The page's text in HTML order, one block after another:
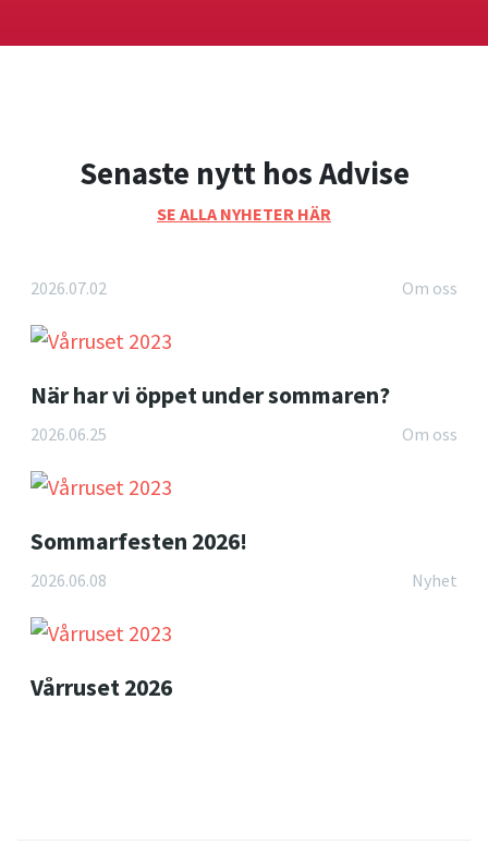
Senaste nytt hos Advise
SE ALLA NYHETER HÄR
2026.07.02 Om oss
När har vi öppet under sommaren?
2026.06.25 Om oss
Sommarfesten 2026!
2026.06.08 Nyhet
Vårruset 2026